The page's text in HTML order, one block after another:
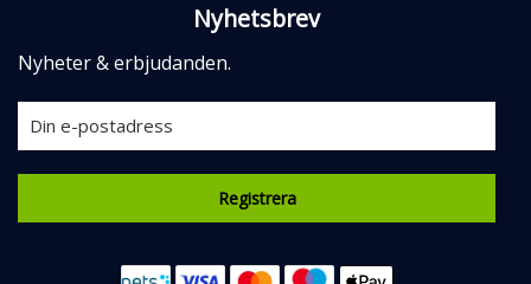
Nyhetsbrev
Nyheter & erbjudanden.
Registrera